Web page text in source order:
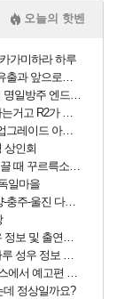
오늘의 핫벤
가미하라 하루
으로의 예상 (루머)
필드 [펠리카] 판매 예정
뭘말하는걸까요?
획득 위치 공략 (89개)
상인회
꾸르륵소리나는데
일마을
진 다녀왔어요~
및 출연작 모음
정보 및 주요 필모
예고편 공개 예정
데 정상일까요?